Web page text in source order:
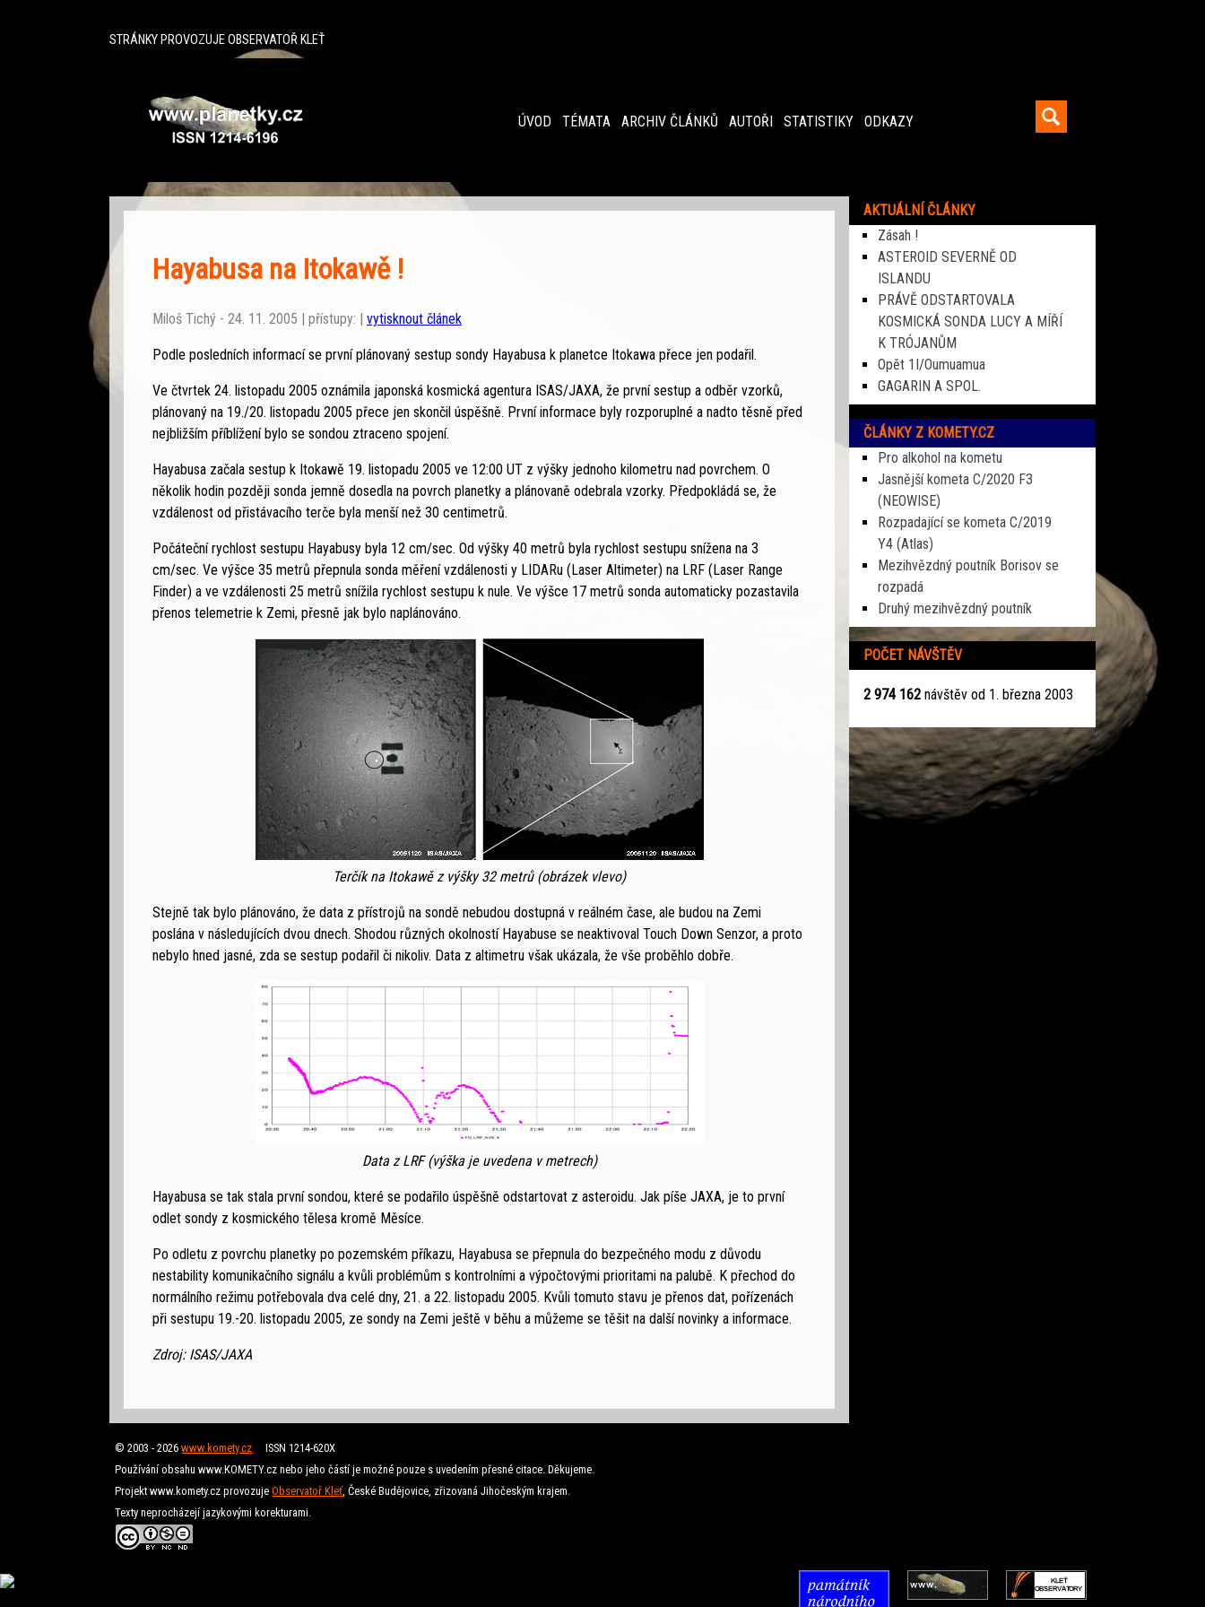
STRÁNKY PROVOZUJE OBSERVATOŘ KLEŤ
ÚVOD TÉMATA ARCHIV ČLÁNKŮ AUTOŘI STATISTIKY ODKAZY
Hayabusa na Itokawě !
Miloš Tichý - 24. 11. 2005 | přístupy: | vytisknout článek
Podle posledních informací se první plánovaný sestup sondy Hayabusa k planetce Itokawa přece jen podařil.
Ve čtvrtek 24. listopadu 2005 oznámila japonská kosmická agentura ISAS/JAXA, že první sestup a odběr vzorků,
plánovaný na 19./20. listopadu 2005 přece jen skončil úspěšně. První informace byly rozporuplné a nadto těsně před
nejbližším příblížení bylo se sondou ztraceno spojení.
Hayabusa začala sestup k Itokawě 19. listopadu 2005 ve 12:00 UT z výšky jednoho kilometru nad povrchem. O
několik hodin později sonda jemně dosedla na povrch planetky a plánovaně odebrala vzorky. Předpokládá se, že
vzdálenost od přistávacího terče byla menší než 30 centimetrů.
Počáteční rychlost sestupu Hayabusy byla 12 cm/sec. Od výšky 40 metrů byla rychlost sestupu snížena na 3
cm/sec. Ve výšce 35 metrů přepnula sonda měření vzdálenosti y LIDARu (Laser Altimeter) na LRF (Laser Range
Finder) a ve vzdálenosti 25 metrů snížila rychlost sestupu k nule. Ve výšce 17 metrů sonda automaticky pozastavila
přenos telemetrie k Zemi, přesně jak bylo naplánováno.
Terčík na Itokawě z výšky 32 metrů (obrázek vlevo)
Stejně tak bylo plánováno, že data z přístrojů na sondě nebudou dostupná v reálném čase, ale budou na Zemi
poslána v následujících dvou dnech. Shodou různých okolností Hayabuse se neaktivoval Touch Down Senzor, a proto
nebylo hned jasné, zda se sestup podařil či nikoliv. Data z altimetru však ukázala, že vše proběhlo dobře.
Data z LRF (výška je uvedena v metrech)
Hayabusa se tak stala první sondou, které se podařilo úspěšně odstartovat z asteroidu. Jak píše JAXA, je to první
odlet sondy z kosmického tělesa kromě Měsíce.
Po odletu z povrchu planetky po pozemském příkazu, Hayabusa se přepnula do bezpečného modu z důvodu
nestability komunikačního signálu a kvůli problémům s kontrolními a výpočtovými prioritami na palubě. K přechod do
normálního režimu potřebovala dva celé dny, 21. a 22. listopadu 2005. Kvůli tomuto stavu je přenos dat, pořízenách
při sestupu 19.-20. listopadu 2005, ze sondy na Zemi ještě v běhu a můžeme se těšit na další novinky a informace.
Zdroj: ISAS/JAXA
AKTUÁLNÍ ČLÁNKY
Zásah !
ASTEROID SEVERNĚ OD
ISLANDU
PRÁVĚ ODSTARTOVALA
KOSMICKÁ SONDA LUCY A MÍŘÍ
K TRÓJANŮM
Opět 1I/Oumuamua
GAGARIN A SPOL.
ČLÁNKY Z KOMETY.CZ
Pro alkohol na kometu
Jasnější kometa C/2020 F3
(NEOWISE)
Rozpadající se kometa C/2019
Y4 (Atlas)
Mezihvězdný poutník Borisov se
rozpadá
Druhý mezihvězdný poutník
POČET NÁVŠTĚV
2 974 162 návštěv od 1. března 2003
© 2003 - 2026www.komety.cz ISSN 1214-620X
Používání obsahu www.KOMETY.cz nebo jeho částí je možné pouze s uvedením přesné citace. Děkujeme.
Projekt www.komety.cz provozujeObservatoř Kleť, České Budějovice, zřizovaná Jihočeským krajem.
Texty neprocházejí jazykovými korekturami.